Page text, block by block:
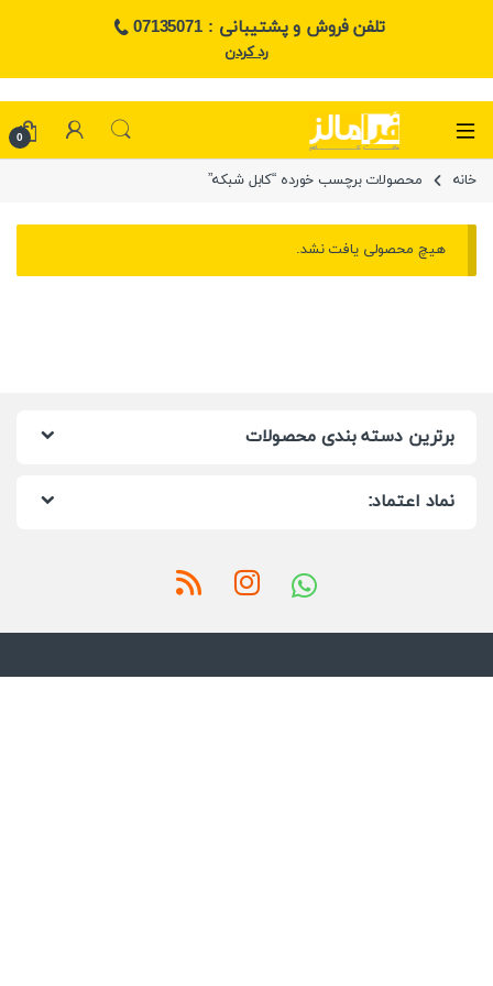
تلفن فروش و پشتیبانی : 07135071
رد کردن
0
خانه محصولات برچسب خورده “کابل شبکه”
هیچ محصولی یافت نشد.
برترین دسته بندی محصولات
نماد اعتماد: